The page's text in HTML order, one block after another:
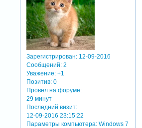
Зарегистрирован: 12-09-2016
Сообщений: 2
Уважение: +1
Позитив: 0
Провел на форуме:
29 минут
Последний визит:
12-09-2016 23:15:22
Параметры компьютера: Windows 7